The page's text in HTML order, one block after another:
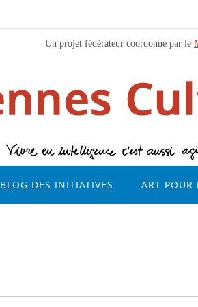
Un projet fédérateur coordonné par le
BLOG DES INITIATIVES ART POUR